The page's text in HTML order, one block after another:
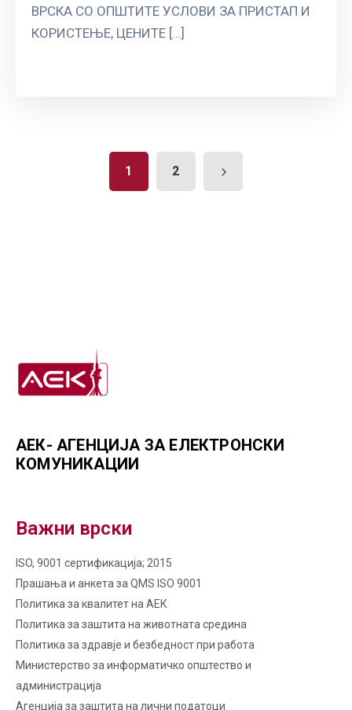
ВРСКА СО ОПШТИТЕ УСЛОВИ ЗА ПРИСТАП И
КОРИСТЕЊЕ, ЦЕНИТЕ […]
1 2
АЕК- АГЕНЦИЈА ЗА ЕЛЕКТРОНСКИ
КОМУНИКАЦИИ
Важни врски
ISO, 9001 сертификација; 2015
Прашања и анкета за QMS ISO 9001
Политика за квалитет на AЕК
Политика за заштита на животната средина
Политика за здравје и безбедност при работа
Министерство за информатичко општество и
администрација
Агенција за заштита на лични податоци